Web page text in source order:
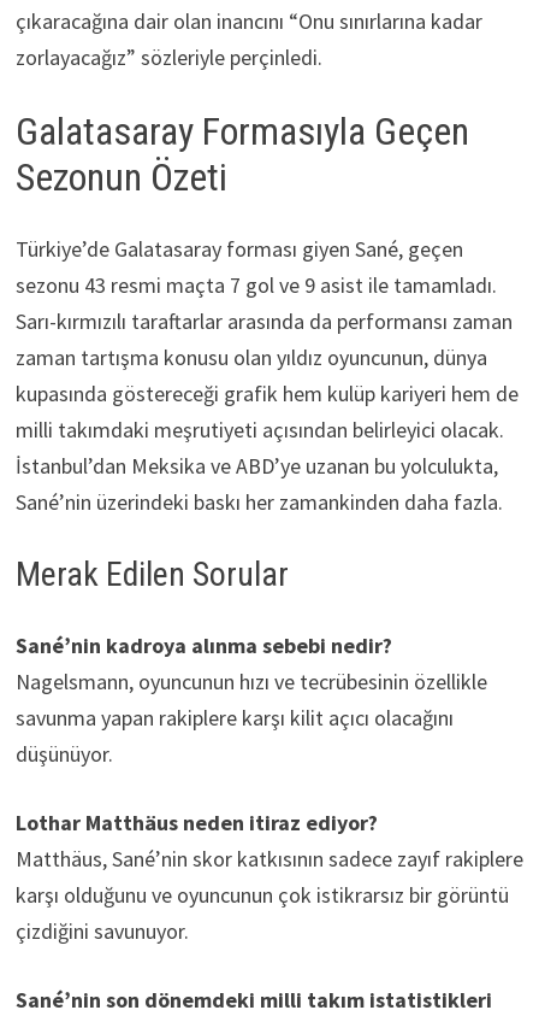
çıkaracağına dair olan inancını “Onu sınırlarına kadar
zorlayacağız” sözleriyle perçinledi.
Galatasaray Formasıyla Geçen
Sezonun Özeti
Türkiye’de Galatasaray forması giyen Sané, geçen
sezonu 43 resmi maçta 7 gol ve 9 asist ile tamamladı.
Sarı-kırmızılı taraftarlar arasında da performansı zaman
zaman tartışma konusu olan yıldız oyuncunun, dünya
kupasında göstereceği grafik hem kulüp kariyeri hem de
milli takımdaki meşrutiyeti açısından belirleyici olacak.
İstanbul’dan Meksika ve ABD’ye uzanan bu yolculukta,
Sané’nin üzerindeki baskı her zamankinden daha fazla.
Merak Edilen Sorular
Sané’nin kadroya alınma sebebi nedir?
Nagelsmann, oyuncunun hızı ve tecrübesinin özellikle
savunma yapan rakiplere karşı kilit açıcı olacağını
düşünüyor.
Lothar Matthäus neden itiraz ediyor?
Matthäus, Sané’nin skor katkısının sadece zayıf rakiplere
karşı olduğunu ve oyuncunun çok istikrarsız bir görüntü
çizdiğini savunuyor.
Sané’nin son dönemdeki milli takım istatistikleri